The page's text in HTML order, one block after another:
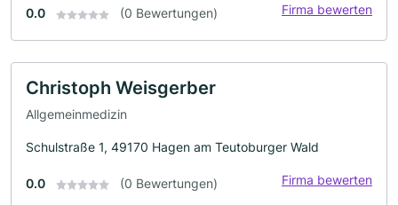
0.0 (0 Bewertungen) Firma bewerten
Christoph Weisgerber
Allgemeinmedizin
Schulstraße 1, 49170 Hagen am Teutoburger Wald
0.0 (0 Bewertungen) Firma bewerten